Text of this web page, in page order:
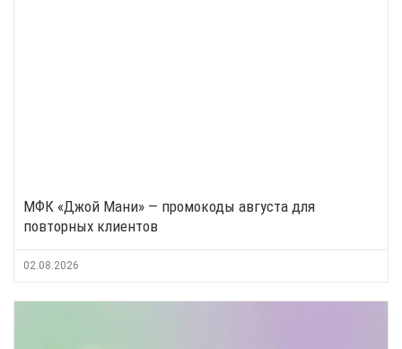
МФК «Джой Мани» — промокоды августа для
повторных клиентов
02.08.2026